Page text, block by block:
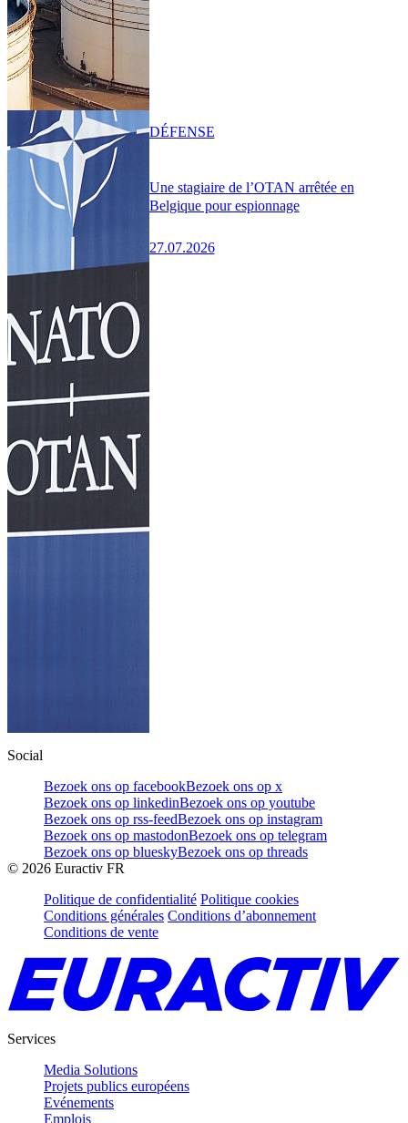
Une stagiaire de l’OTAN arrêtée en
Belgique pour espionnage
27.07.2026
DÉFENSE
Social
Bezoek ons op facebookBezoek ons op x
Bezoek ons op linkedinBezoek ons op youtube
Bezoek ons op rss-feedBezoek ons op instagram
Bezoek ons op mastodonBezoek ons op telegram
Bezoek ons op blueskyBezoek ons op threads
© 2026 Euractiv FR
Politique de confidentialité Politique cookies
Conditions générales Conditions d’abonnement
Conditions de vente
Services
Media Solutions
Projets publics européens
Evénements
Emplois